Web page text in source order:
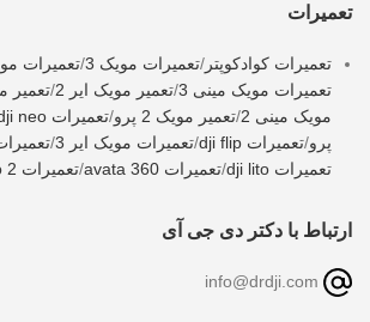
تعمیرات
تعمیرات کوادکوپتر /تعمیرات مویک 3 /تعمیرات مویک
تعمیرات مویک مینی 3
/تعمیر مویک ایر 2 /تعمیر
مویک مینی 2
/تعمیر مویک 2 پرو /تعمیرات dji neo
پرو/تعمیرات dji flip /تعمیرات مویک ایر 3 /تعمیرات
تعمیرات dji lito
/تعمیرات avata 360 /تعمیرات dji neo 2
ارتباط با دکتر دی جی آی